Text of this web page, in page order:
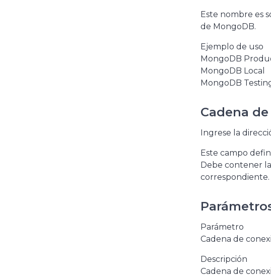
Este nombre es
de MongoDB.
Ejemplo de uso
MongoDB
MongoDB Local
MongoDB
Cadena
Ingrese la
Este campo
Debe contener
correspondiente.
Parámetro
Cadena de
Descripción
Cadena de